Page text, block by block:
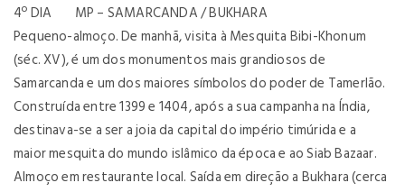
4º DIA MP – SAMARCANDA / BUKHARA
Pequeno-almoço. De manhã, visita à Mesquita Bibi-Khonum
(séc. XV), é um dos monumentos mais grandiosos de
Samarcanda e um dos maiores símbolos do poder de Tamerlão.
Construída entre 1399 e 1404, após a sua campanha na Índia,
destinava-se a ser a joia da capital do império timúrida e a
maior mesquita do mundo islâmico da época e ao Siab Bazaar.
Almoço em restaurante local. Saída em direção a Bukhara (cerca